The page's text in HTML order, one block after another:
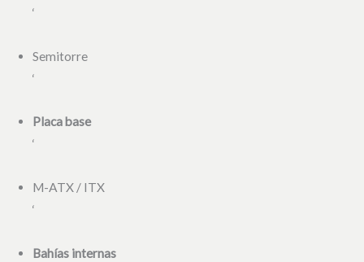
‘
Semitorre
‘
Placa base
‘
M-ATX / ITX
‘
Bahías internas